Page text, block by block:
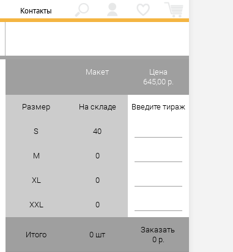
Контакты
Макет
Цена
645,00 р.
Размер На складе Введите тираж
S 40
M 0
XL 0
XXL 0
Итого 0 шт
Заказать
0 р.